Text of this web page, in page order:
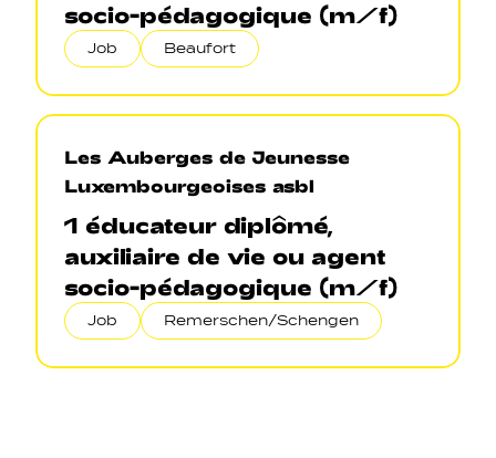
socio-pédagogique (m/f)
Job Beaufort
Les Auberges de Jeunesse
Luxembourgeoises asbl
1 éducateur diplômé,
auxiliaire de vie ou agent
socio-pédagogique (m/f)
Job Remerschen/Schengen